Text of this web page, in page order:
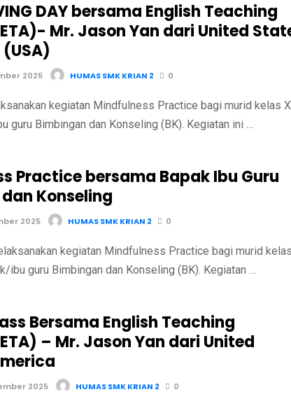
DAY bersama English Teaching
Mr. Jason Yan dari United
2025 HUMAS SMK KRIAN 2 0
kegiatan Mindfulness Practice bagi murid kelas
guru Bimbingan dan Konseling (BK). Kegiatan ini …
Practice bersama Bapak Ibu Guru
Konseling
2025 HUMAS SMK KRIAN 2 0
kegiatan Mindfulness Practice bagi murid kelas
ibu guru Bimbingan dan Konseling (BK). Kegiatan …
Bersama English Teaching
– Mr. Jason Yan dari United
2025 HUMAS SMK KRIAN 2 0